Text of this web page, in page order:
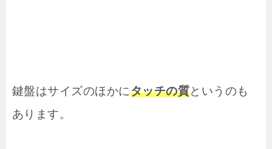
鍵盤はサイズのほかにタッチの質というのも
あります。